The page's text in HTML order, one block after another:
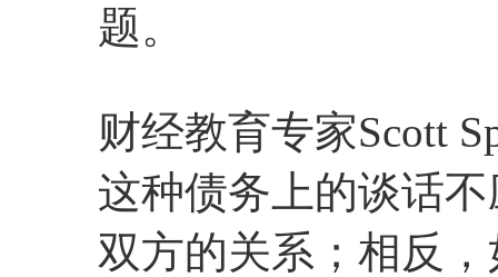
题。
财经教育专家Scott
这种债务上的谈话
双方的关系；相反